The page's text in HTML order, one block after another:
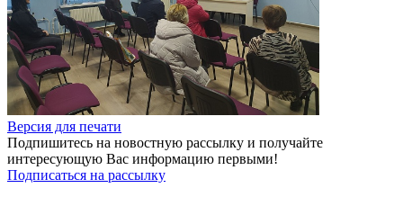
Версия для печати
Подпишитесь на новостную рассылку и получайте
интересующую Вас информацию первыми!
Подписаться на рассылку